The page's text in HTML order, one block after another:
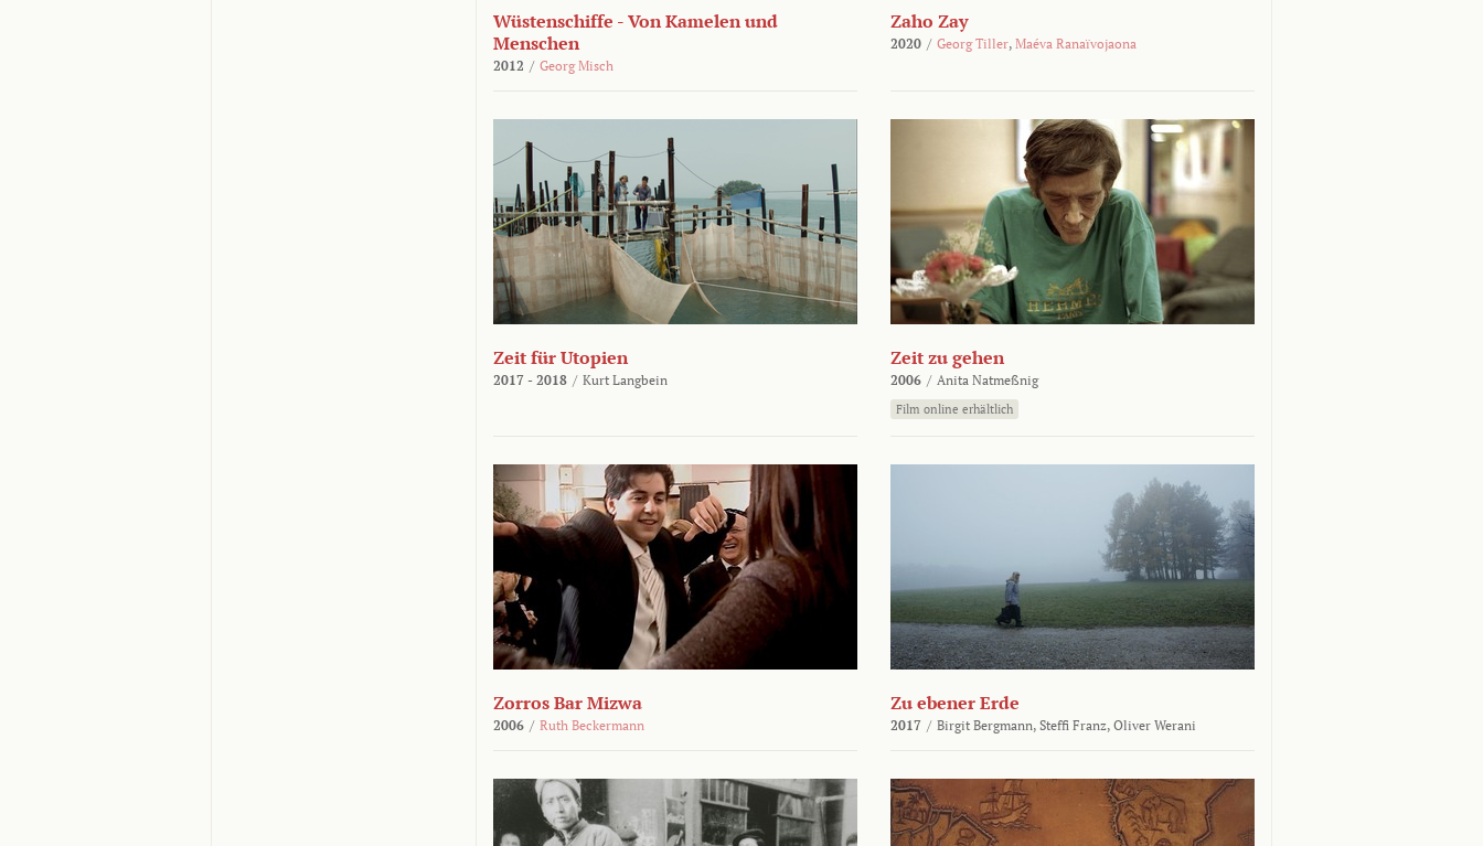
Wüstenschiffe - Von Kamelen und
Menschen
2012 / Georg Misch
Zaho Zay
2020 / Georg Tiller, Maéva Ranaïvojaona
Zeit für Utopien
2017 - 2018 / Kurt Langbein
Zeit zu gehen
2006 / Anita Natmeßnig
Film online erhältlich
Zorros Bar Mizwa
2006 / Ruth Beckermann
Zu ebener Erde
2017 / Birgit Bergmann, Steffi Franz, Oliver Werani